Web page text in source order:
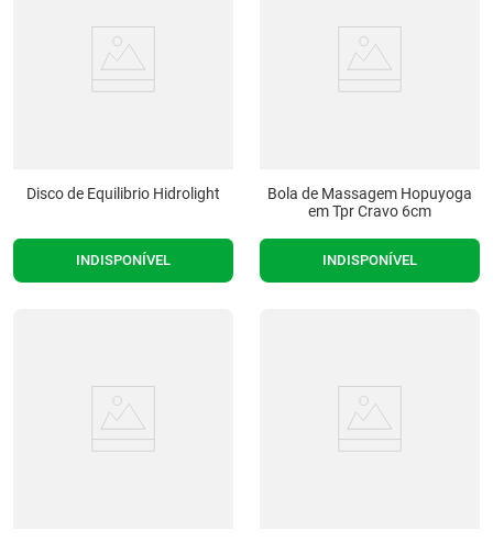
Disco de Equilibrio Hidrolight
INDISPONÍVEL
Bola de Massagem Hopuyoga
em Tpr Cravo 6cm
INDISPONÍVEL